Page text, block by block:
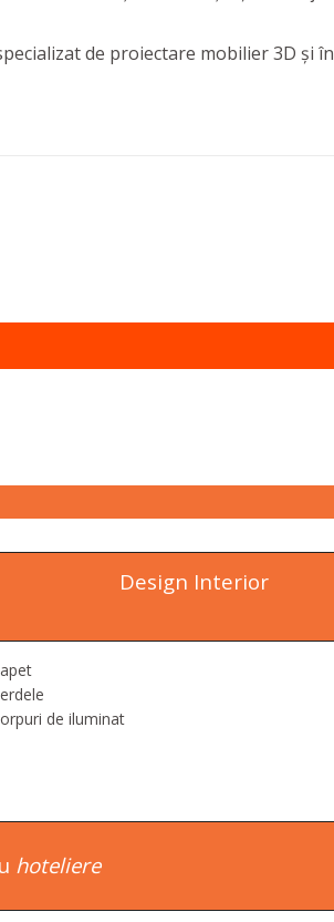
de proiectare mobilier 3D și în
Design Interior
de iluminat
hoteliere